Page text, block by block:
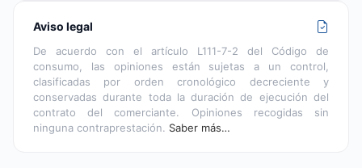
Aviso legal
De acuerdo con el artículo L111-7-2 del Código de
consumo, las opiniones están sujetas a un control,
clasificadas por orden cronológico decreciente y
conservadas durante toda la duración de ejecución del
contrato del comerciante. Opiniones recogidas sin
ninguna contraprestación. Saber más…